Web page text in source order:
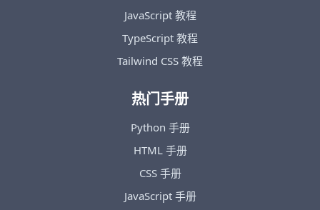
JavaScript 教程
TypeScript 教程
Tailwind CSS 教程
热门手册
Python 手册
HTML 手册
CSS 手册
JavaScript 手册